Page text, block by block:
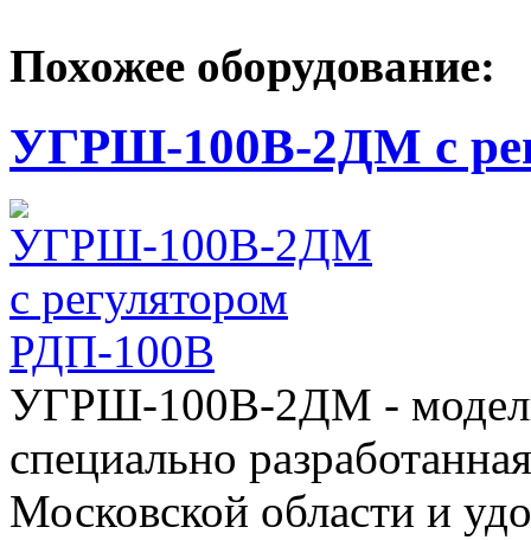
Похожее оборудование:
УГРШ-100В-2ДМ с
УГРШ-100В-2ДМ - модель
специально
Московской области и